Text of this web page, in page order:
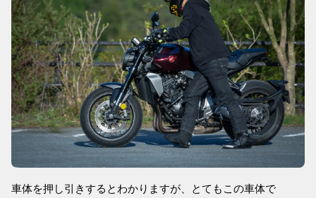
車体を押し引きするとわかりますが、とてもこの車体で